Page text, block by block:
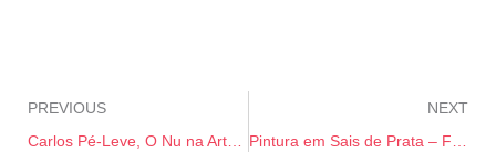
PREVIOUS
NEXT